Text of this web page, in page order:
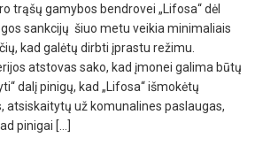
trąšų gamybos bendrovei „Lifosa“ dėl
sankcijų šiuo metu veikia minimaliais
kad galėtų dirbti įprastu režimu.
atstovas sako, kad įmonei galima būtų
dalį pinigų, kad „Lifosa“ išmokėtų
atsiskaitytų už komunalines paslaugas,
pinigai […]